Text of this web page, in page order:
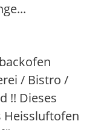
/ Bistro /
!! Dieses
Heissluftofen